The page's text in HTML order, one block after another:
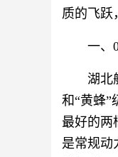
质的飞跃
一、
湖北
和“黄蜂”
最好的两
是常规动